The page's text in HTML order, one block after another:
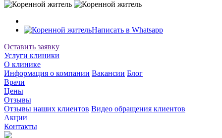
Написать в Whatsapp
Оставить заявку
Услуги клиники
О клинике
Информация о компании Вакансии Блог
Врачи
Цены
Отзывы
Отзывы наших клиентов Видео обращения клиентов
Акции
Контакты